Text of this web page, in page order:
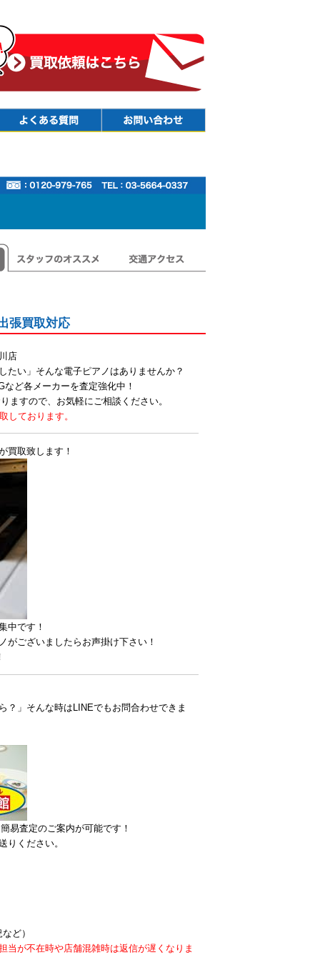
張買取対応
店
たい」そんな電子ピアノはありませんか？
ど各メーカーを査定強化中！
ますので、お気軽にご相談ください。
しております。
買取致します！
中です！
がございましたらお声掛け下さい！
？」そんな時はLINEでもお問合わせできま
易査定のご案内が可能です！
りください。
ど）
が不在時や店舗混雑時は返信が遅くなりま